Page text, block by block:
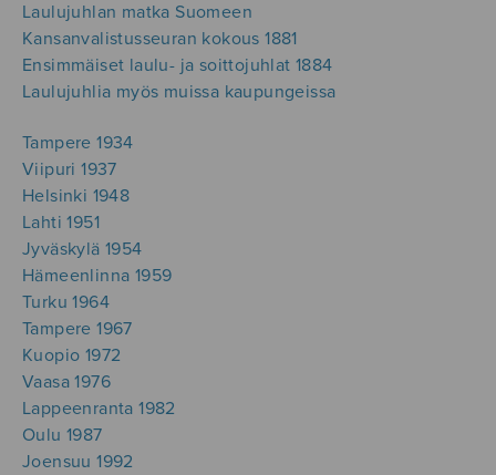
Laulujuhlan matka Suomeen
Kansanvalistusseuran kokous 1881
Ensimmäiset laulu- ja soittojuhlat 1884
Laulujuhlia myös muissa kaupungeissa
Tampere 1934
Viipuri 1937
Helsinki 1948
Lahti 1951
Jyväskylä 1954
Hämeenlinna 1959
Turku 1964
Tampere 1967
Kuopio 1972
Vaasa 1976
Lappeenranta 1982
Oulu 1987
Joensuu 1992